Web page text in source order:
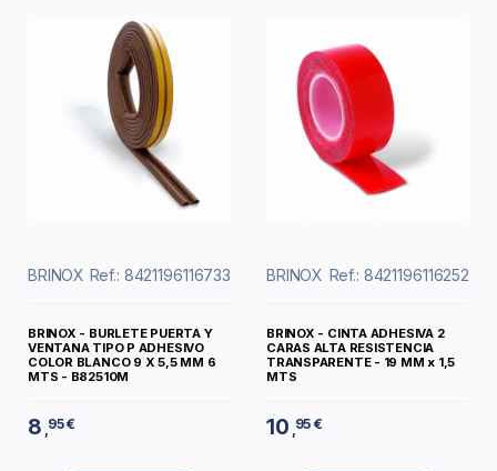
BRINOX Ref.: 8421196116733
BRINOX - BURLETE PUERTA Y
VENTANA TIPO P ADHESIVO
COLOR BLANCO 9 X 5,5 MM 6
MTS - B82510M
8 95 €
BRINOX Ref.: 8421196116252
BRINOX - CINTA ADHESIVA 2
CARAS ALTA RESISTENCIA
TRANSPARENTE - 19 MM x 1,5
MTS
10 95 €